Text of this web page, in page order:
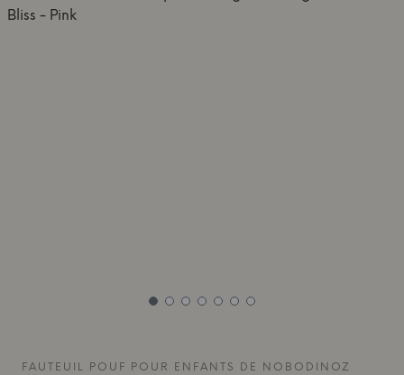
FAUTEUIL POUF POUR ENFANTS DE NOBODINOZ